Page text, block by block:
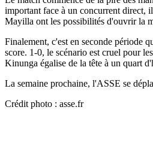
important face à un concurrent direct,
Mayilla ont les possibilités d'ouvrir la
Finalement, c'est en seconde période
score. 1-0, le scénario est cruel pour
Kinunga égalise de la tête à un quart
La semaine prochaine, l'ASSE se
Crédit photo : asse.fr